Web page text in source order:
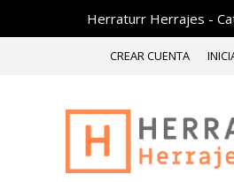
Herraturr Herrajes -
CREAR CUENTA